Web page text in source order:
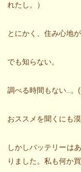
れたし。）
とにかく、住み心地
でも知らない。
調べる時間もない…。
おススメを聞くにも
しかしバッテリーは
りました。私も何か